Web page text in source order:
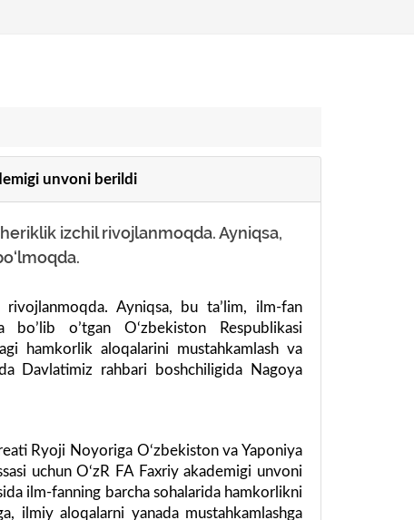
unvoni berildi
izchil rivojlanmoqda. Ayniqsa,
Ayniqsa, bu ta’lim, ilm-fan
o’tgan O‘zbekiston Respublikasi
hamkorlik aloqalarini mustahkamlash va
Davlatimiz rahbari boshchiligida Nagoya
Ryoji Noyoriga O‘zbekiston va Yaponiya
uchun O‘zR FA Faxriy akademigi unvoni
ilm-fanning barcha sohalarida hamkorlikni
ilmiy aloqalarni yanada mustahkamlashga